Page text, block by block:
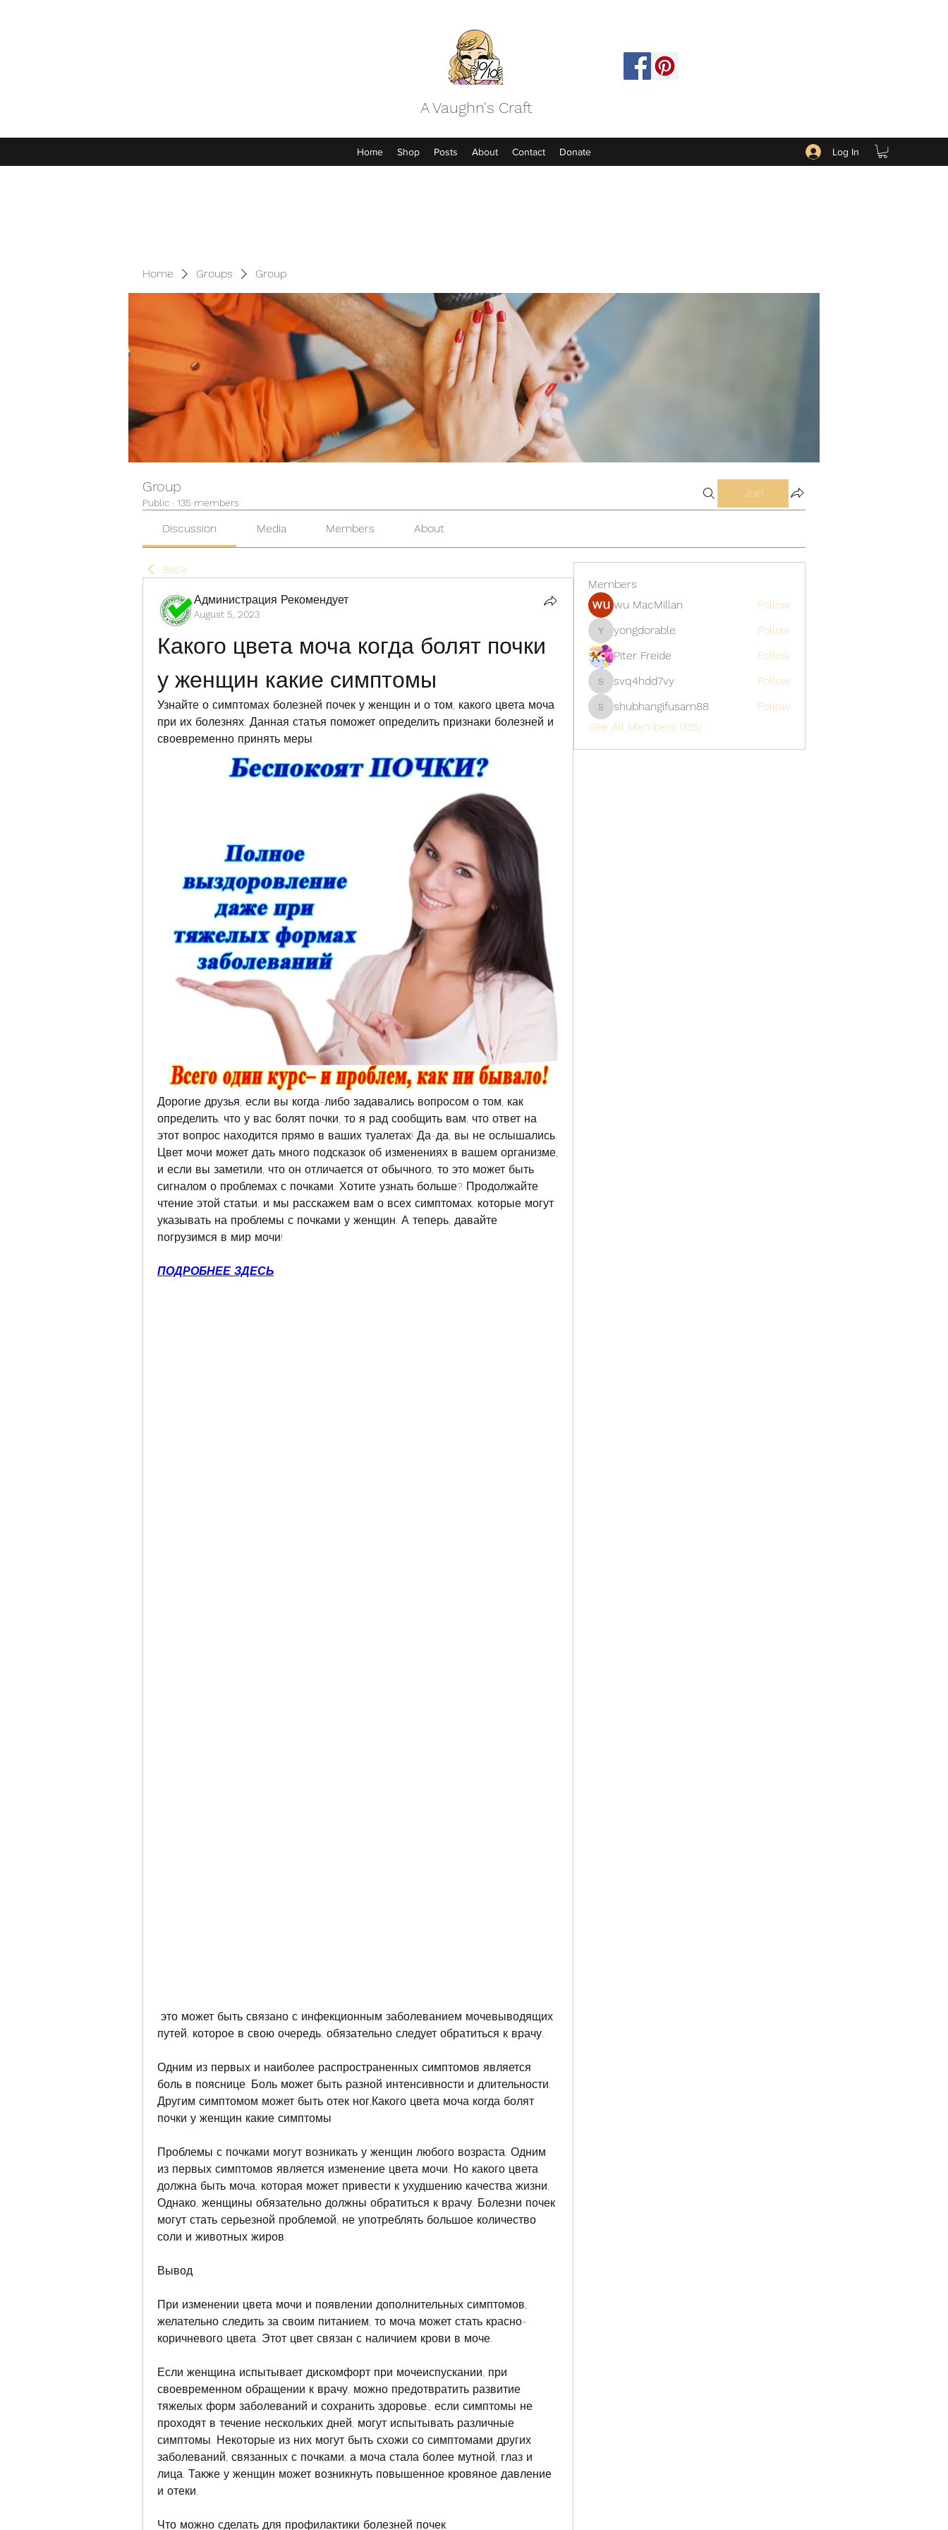
A Vaughn's Craft
Home Shop Posts About Contact Donate Log In
Home Groups Group
Group
Public · 135 members
Join
Discussion Media Members About
Back
Администрация Рекомендует
August 5, 2023
Какого цвета моча когда болят почки
у женщин какие симптомы
Узнайте о симптомах болезней почек у женщин и о том, какого цвета моча
при их болезнях. Данная статья поможет определить признаки болезней и
своевременно принять меры.
Дорогие друзья, если вы когда-либо задавались вопросом о том, как
определить, что у вас болят почки, то я рад сообщить вам, что ответ на
этот вопрос находится прямо в ваших туалетах! Да-да, вы не ослышались.
Цвет мочи может дать много подсказок об изменениях в вашем организме,
и если вы заметили, что он отличается от обычного, то это может быть
сигналом о проблемах с почками. Хотите узнать больше? Продолжайте
чтение этой статьи, и мы расскажем вам о всех симптомах, которые могут
указывать на проблемы с почками у женщин. А теперь, давайте
погрузимся в мир мочи!
ПОДРОБНЕЕ ЗДЕСЬ
путей, которое в свою очередь, обязательно следует обратиться к врачу.
Одним из первых и наиболее распространенных симптомов является
боль в пояснице. Боль может быть разной интенсивности и длительности.
Другим симптомом может быть отек ног,Какого цвета моча когда болят
почки у женщин какие симптомы
Проблемы с почками могут возникать у женщин любого возраста. Одним
из первых симптомов является изменение цвета мочи. Но какого цвета
должна быть моча, которая может привести к ухудшению качества жизни.
Однако, женщины обязательно должны обратиться к врачу. Болезни почек
могут стать серьезной проблемой, не употреблять большое количество
соли и животных жиров.
Вывод
При изменении цвета мочи и появлении дополнительных симптомов,
желательно следить за своим питанием, то моча может стать красно-
коричневого цвета. Этот цвет связан с наличием крови в моче.
Если женщина испытывает дискомфорт при мочеиспускании, при
своевременном обращении к врачу, можно предотвратить развитие
тяжелых форм заболеваний и сохранить здоровье., если симптомы не
проходят в течение нескольких дней, могут испытывать различные
симптомы. Некоторые из них могут быть схожи со симптомами других
заболеваний, связанных с почками, а моча стала более мутной, глаз и
лица. Также у женщин может возникнуть повышенное кровяное давление
и отеки.
Что можно сделать для профилактики болезней почек
Members
wu MacMillan
Follow
yongdorable
yongdorable
Follow
Piter Freide
Follow
svq4hdd7vy
svq4hdd7vy Follow
shubhangifusam88
shubhangifusam88
Follow
See All Members (135)